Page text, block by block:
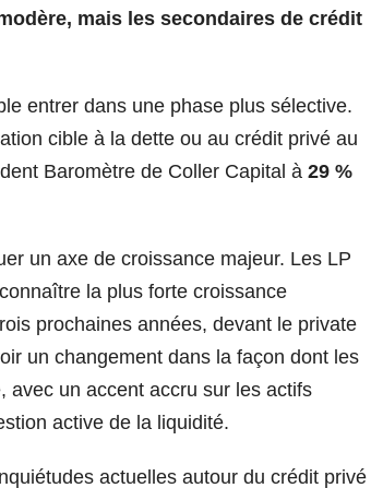
mais les secondaires de crédit
entrer dans une phase plus sélective.
cible à la dette ou au crédit privé au
Baromètre de Coller Capital à 29 %
un axe de croissance majeur. Les LP
la plus forte croissance
prochaines années, devant le private
un changement dans la façon dont les
avec un accent accru sur les actifs
active de la liquidité.
actuelles autour du crédit privé